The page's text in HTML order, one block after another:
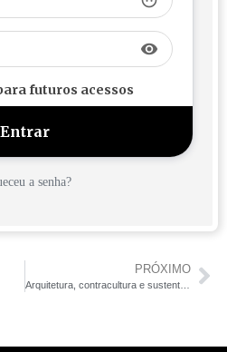
visibility
futuros acessos
a senha?
PRÓXIMO
Arquitetura, contracultura e sustentabilidade: Parte 2